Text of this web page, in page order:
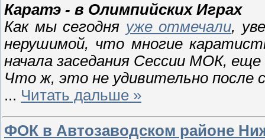
Каратэ - в Олимпийских Играх
Как мы сегодня уже отмечали,
нерушимой, что многие
начала заседания Сессии МОК, еще
Что ж, это не удивительно после
... Читать дальше »
ФОК в Автозаводском районе